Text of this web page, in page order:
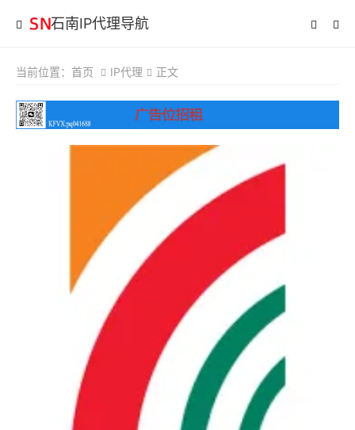
石南IP代理导航
当前位置： 首页 IP代理 正文